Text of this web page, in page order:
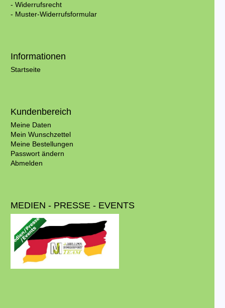
- Widerrufsrecht
- Muster-Widerrufsformular
Informationen
Startseite
Kundenbereich
Meine Daten
Mein Wunschzettel
Meine Bestellungen
Passwort ändern
Abmelden
MEDIEN - PRESSE - EVENTS